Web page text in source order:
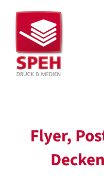
Inhalt
springen
Flyer,